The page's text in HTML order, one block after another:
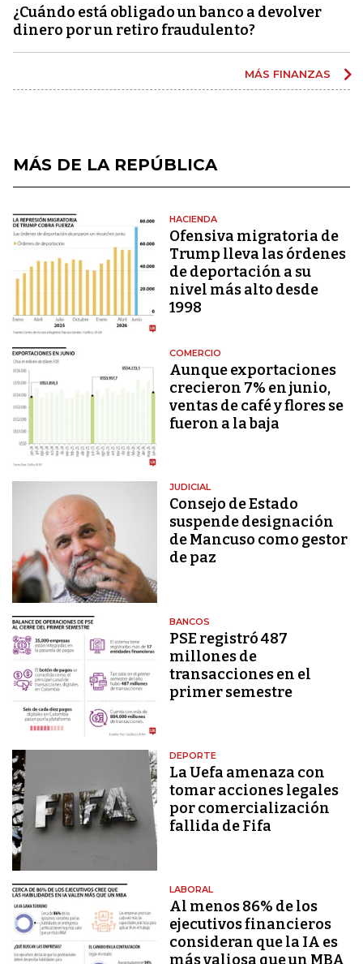
¿Cuándo está obligado un banco a devolver
dinero por un retiro fraudulento?
MÁS FINANZAS
MÁS DE LA REPÚBLICA
HACIENDA
Ofensiva migratoria de
Trump lleva las órdenes
de deportación a su
nivel más alto desde
1998
COMERCIO
Aunque exportaciones
crecieron 7% en junio,
ventas de café y flores se
fueron a la baja
JUDICIAL
Consejo de Estado
suspende designación
de Mancuso como gestor
de paz
BANCOS
PSE registró 487
millones de
transacciones en el
primer semestre
DEPORTE
La Uefa amenaza con
tomar acciones legales
por comercialización
fallida de Fifa
LABORAL
Al menos 86% de los
ejecutivos financieros
consideran que la IA es
más valiosa que un MBA